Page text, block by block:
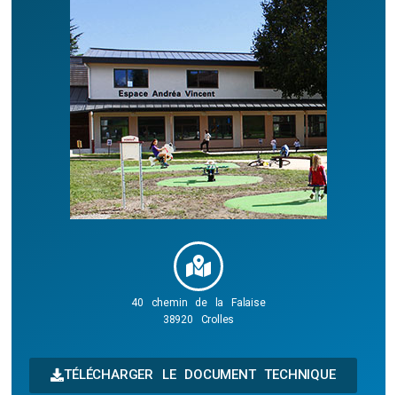
40 chemin de la Falaise
38920 Crolles
TÉLÉCHARGER LE DOCUMENT TECHNIQUE